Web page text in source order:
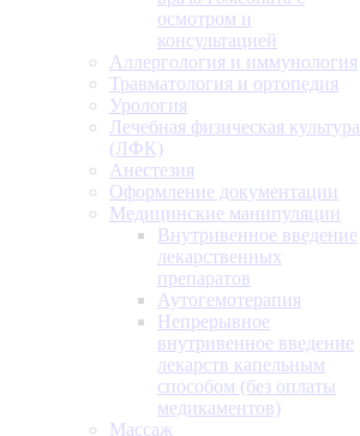
осмотром и
консультацией
Аллергология и иммунология
Травматология и ортопедия
Урология
Лечебная физическая культура
(ЛФК)
Анестезия
Оформление документации
Медицинские манипуляции
Внутривенное введение
лекарственных
препаратов
Аутогемотерапия
Непрерывное
внутривенное введение
лекарств капельным
способом (без оплаты
медикаментов)
Массаж